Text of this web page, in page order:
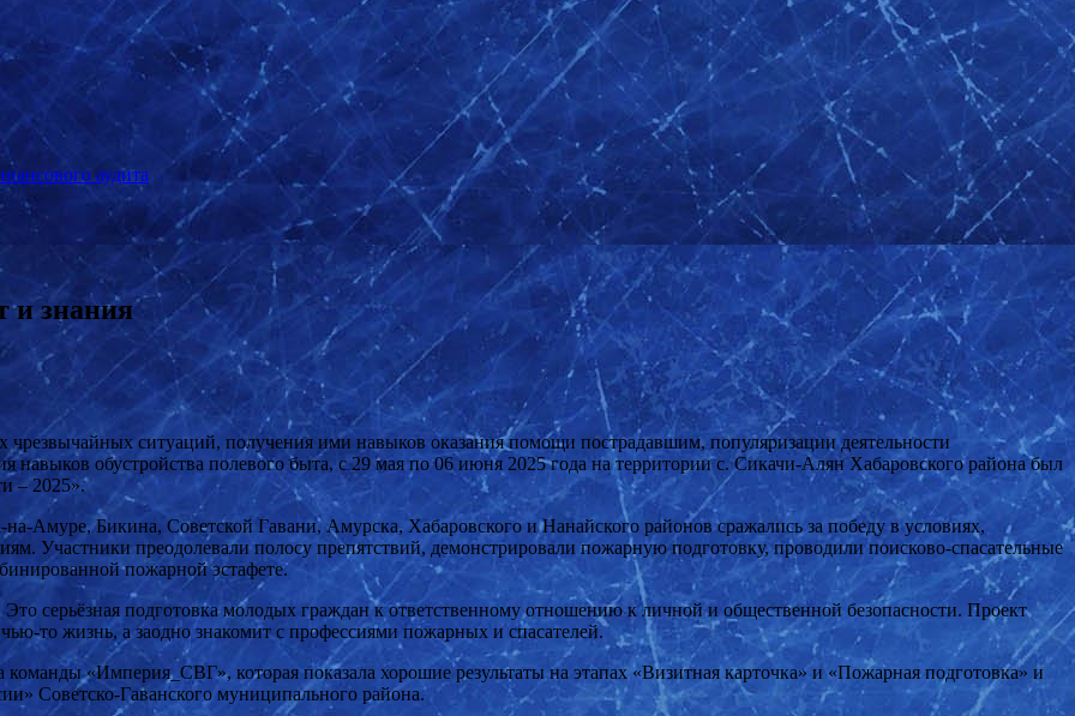
аудита
и знания
ситуаций, получения ими навыков оказания помощи пострадавшим, популяризации деятельности
навыков обустройства полевого быта, с 29 мая по 06 июня 2025 года на территории с. Сикачи-Алян Хабаровского района был
– 2025».
Амуре, Бикина, Советской Гавани, Амурска, Хабаровского и Нанайского районов сражались за победу в условиях,
Участники преодолевали полосу препятствий, демонстрировали пожарную подготовку, проводили поисково-спасательные
пожарной эстафете.
серьёзная подготовка молодых граждан к ответственному отношению к личной и общественной безопасности. Проект
то жизнь, а заодно знакомит с профессиями пожарных и спасателей.
«Империя_СВГ», которая показала хорошие результаты на этапах «Визитная карточка» и «Пожарная подготовка» и
Советско-Гаванского муниципального района.